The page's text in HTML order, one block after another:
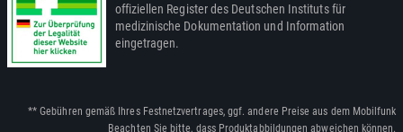
offiziellen Register des Deutschen Instituts für
medizinische Dokumentation und Information
eingetragen.
** Gebühren gemäß Ihres Festnetzvertrages, ggf. andere Preise aus dem Mobilfunk
Beachten Sie bitte, dass Produktabbildungen abweichen können.